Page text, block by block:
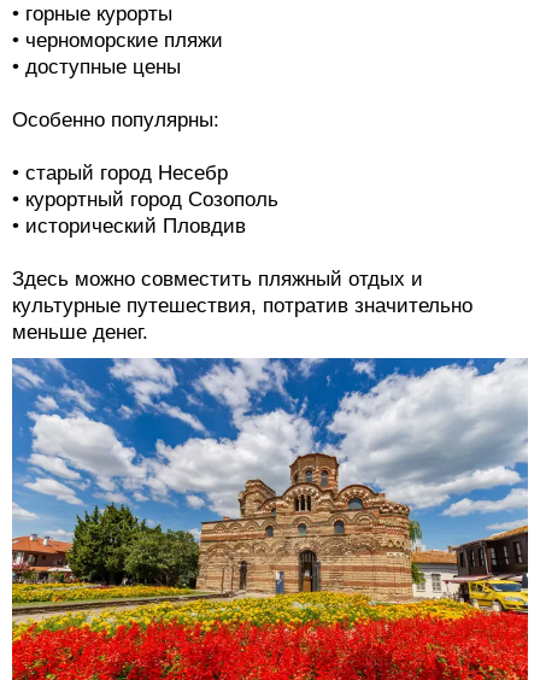
• горные курорты
• черноморские пляжи
• доступные цены
Особенно популярны:
• старый город Несебр
• курортный город Созополь
• исторический Пловдив
Здесь можно совместить пляжный отдых и
культурные путешествия, потратив значительно
меньше денег.